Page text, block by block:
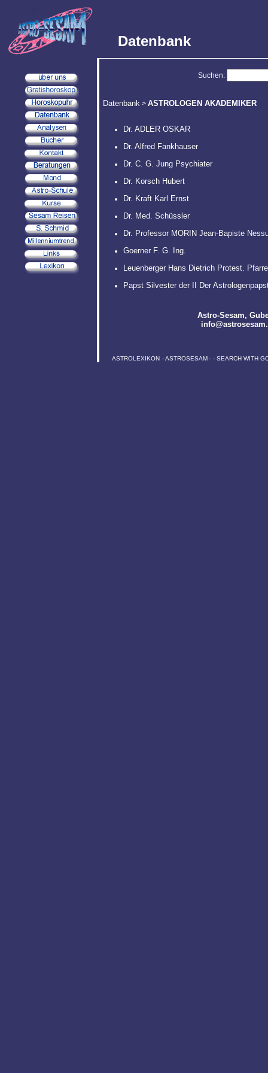
Datenbank
Suchen:
Datenbank > ASTROLOGEN AKADEMIKER
Dr. ADLER OSKAR
Dr. Alfred Fankhauser
Dr. C. G. Jung Psychiater
Dr. Korsch Hubert
Dr. Kraft Karl Ernst
Dr. Med. Schüssler
Dr. Professor MORIN Jean-Bapiste
Goerner F. G. Ing.
Leuenberger Hans Dietrich Protest.
Papst Silvester der II Der
Astro-Sesam,
ASTROLEXIKON -ASTROSESAM - - SEARCH WITH